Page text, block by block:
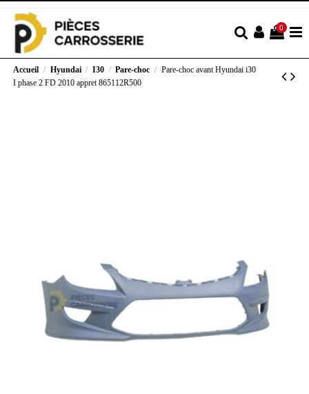
0
Accueil Hyundai I30 Pare-choc
Pare-choc avant Hyundai i30
I phase 2 FD 2010 appret 865112R500